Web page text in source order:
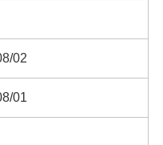
02
01